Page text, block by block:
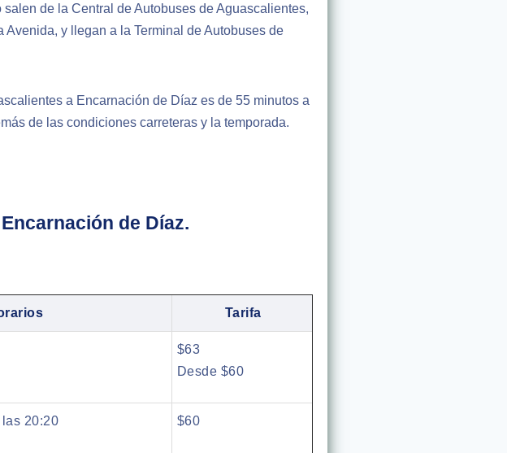
de la Central de Autobuses de Aguascalientes,
y llegan a la Terminal de Autobuses de
a Encarnación de Díaz es de 55 minutos a
de las condiciones carreteras y la temporada.
de Díaz.
Tarifa
$63
Desde $60
20:20 $60